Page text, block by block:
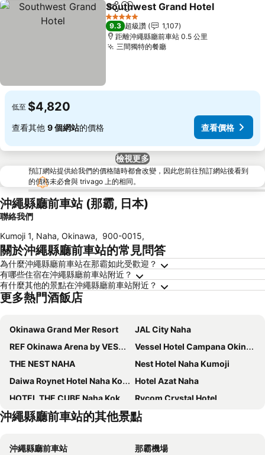
分享 加入我的最愛
Southwest Grand Hotel
5 星級
9.3 超級讚
1,107
距離沖繩縣廳前車站 0.5 公里
三間獨特的餐廳
低至 $4,820
查看其他 9 個網站的價格 查看價格
檢視更多
預訂網站提供給我們的價格隨時都會改變，因此您前往預訂網站後看到
的價格未必會與 trivago 上的相同。
沖繩縣廳前車站 (那霸, 日本)
聯絡我們
Kumoji 1, Naha, Okinawa, 900-0015,
關於沖繩縣廳前車站的常見問答
為什麼沖繩縣廳前車站在那霸如此受歡迎？
有哪些住宿在沖繩縣廳前車站附近？
有什麼其他的景點在沖繩縣廳前車站附近？
更多熱門酒飯店
Okinawa Grand Mer Resort
JAL City Naha
REF Okinawa Arena by VESSEL HOTELS
Vessel Hotel Campana Okinawa
THE NEST NAHA
Nest Hotel Naha Kumoji
Daiwa Roynet Hotel Naha Kokusaidori
Hotel Azat Naha
HOTEL THE CUBE Naha Kokusai Street
Rycom Crystal Hotel
Mercure Okinawa Naha
Hewitt Resort Naha
La'gent Hotel Okinawa Chatan
Hotel Strata Naha
沖繩縣廳前車站的其他景點
沖繩縣廳前車站
那霸機場